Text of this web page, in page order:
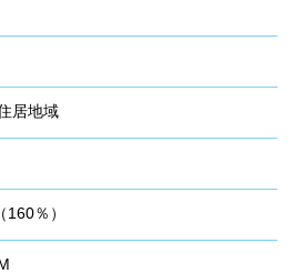
居地域
％）